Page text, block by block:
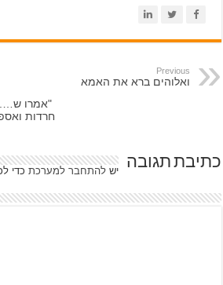
Previous
ואלוהים ברא את האמא
"אמרו
חרדות
כתיבת תגובה ישלהתחבר למערכת כדי